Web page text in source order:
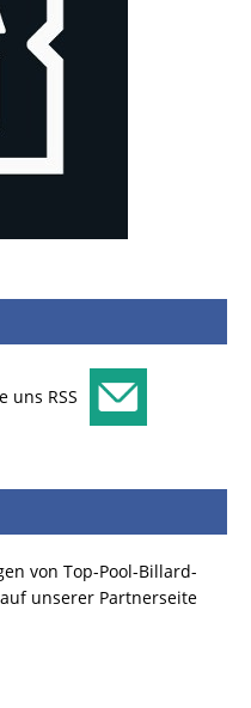
von Top-Pool-Billard-
unserer Partnerseite